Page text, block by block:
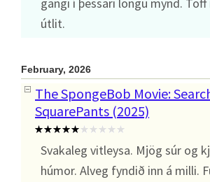
útlit.
February, 2026
The SpongeBob Movie:
SquarePants (2025)
Svakaleg vitleysa. Mjög súr og
húmor. Alveg fyndið inn á milli.